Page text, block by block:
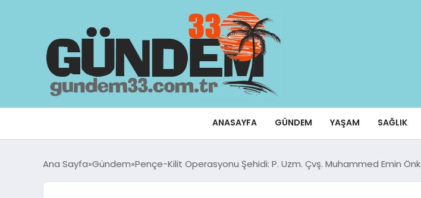
ANASAYFA GÜNDEM YAŞAM SAĞLIK
Ana Sayfa Gündem Pençe-Kilit Operasyonu Şehidi: P. Uzm. Çvş. Muhammed Emin Önk